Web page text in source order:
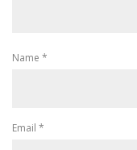
Name *
Email *